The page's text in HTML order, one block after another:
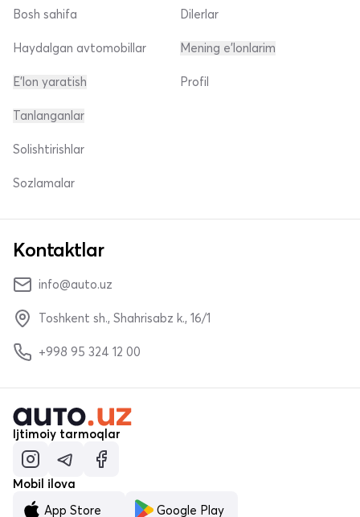
Bosh sahifa
Haydalgan avtomobillar
E'lon yaratish
Dilerlar
Mening e'lonlarim
Profil
Tanlanganlar
Solishtirishlar
Sozlamalar
Kontaktlar
info@auto.uz
Toshkent sh., Shahrisabz k., 16/1
+998 95 324 12 00
Ijtimoiy tarmoqlar
Mobil ilova
App Store
Google Play